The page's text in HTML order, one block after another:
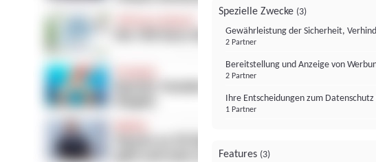
Spezielle Zwecke (3)
Gewährleistung der Sicherheit,
2 Partner
Bereitstellung und Anzeige von
2 Partner
Ihre Entscheidungen zum
1 Partner
Features (3)